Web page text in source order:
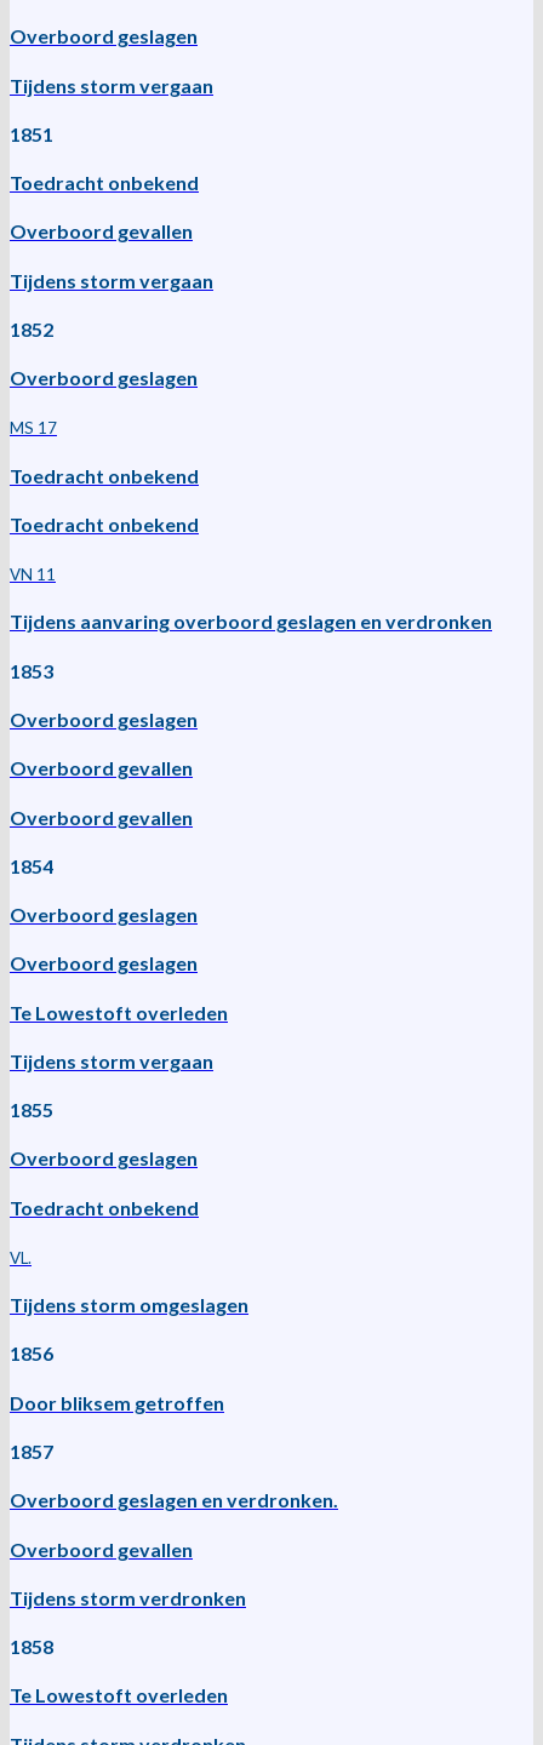
Overboord geslagen
Tijdens storm vergaan
1851
Toedracht onbekend
Overboord gevallen
Tijdens storm vergaan
1852
Overboord geslagen
MS 17
Toedracht onbekend
Toedracht onbekend
VN 11
Tijdens aanvaring overboord geslagen en verdronken
1853
Overboord geslagen
Overboord gevallen
Overboord gevallen
1854
Overboord geslagen
Overboord geslagen
Te Lowestoft overleden
Tijdens storm vergaan
1855
Overboord geslagen
Toedracht onbekend
VL.
Tijdens storm omgeslagen
1856
Door bliksem getroffen
1857
Overboord geslagen en verdronken.
Overboord gevallen
Tijdens storm verdronken
1858
Te Lowestoft overleden